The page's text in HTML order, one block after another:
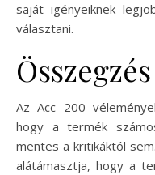
saját igényeiknek
választani.
Az Acc 200
hogy a termék
mentes a kritikáktól
alátámasztja, hogy a